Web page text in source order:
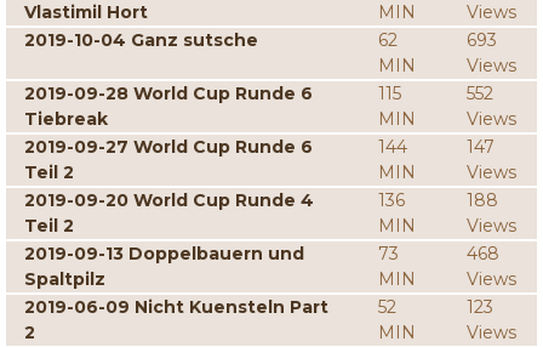
Vlastimil Hort
MIN
Views
2019-10-04 Ganz sutsche
62
MIN
693
Views
2019-09-28 World Cup Runde 6
Tiebreak
115
MIN
552
Views
2019-09-27 World Cup Runde 6
Teil 2
144
MIN
147
Views
2019-09-20 World Cup Runde 4
Teil 2
136
MIN
188
Views
2019-09-13 Doppelbauern und
Spaltpilz
73
MIN
468
Views
2019-06-09 Nicht Kuensteln Part
2
52
MIN
123
Views